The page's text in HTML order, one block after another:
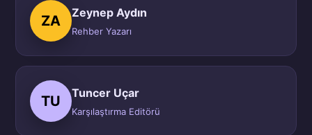
ZA
Zeynep Aydın
Rehber Yazarı
TU
Tuncer Uçar
Karşılaştırma Editörü